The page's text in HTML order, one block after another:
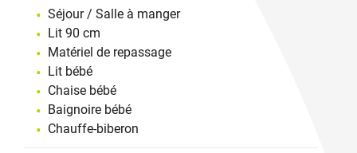
Séjour / Salle à manger
Lit 90 cm
Matériel de repassage
Lit bébé
Chaise bébé
Baignoire bébé
Chauffe-biberon